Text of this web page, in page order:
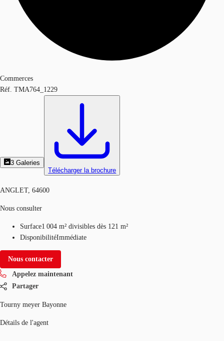
Commerces
Réf. TMA764_1229
3 Galeries
Télécharger la brochure
ANGLET, 64600
Nous consulter
Surface1 004 m² divisibles dès 121 m²
DisponibilitéImmédiate
Nous contacter
Appelez maintenant
Partager
Tourny meyer Bayonne
Détails de l'agent